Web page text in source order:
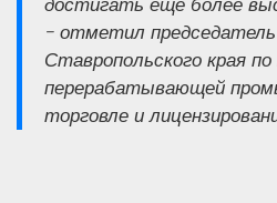
- отметил
Ставропольского края
перерабатывающей
торговле и